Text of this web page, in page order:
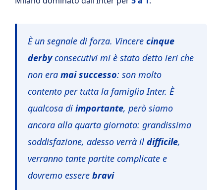
È un segnale di forza. Vincere cinque
derbyconsecutivi mi è stato detto ieri che
non era mai successo: son molto
contento per tutta la famiglia Inter. È
qualcosa di importante, però siamo
ancora alla quarta giornata: grandissima
soddisfazione, adesso verrà il difficile,
verranno tante partite complicate e
dovremo essere bravi